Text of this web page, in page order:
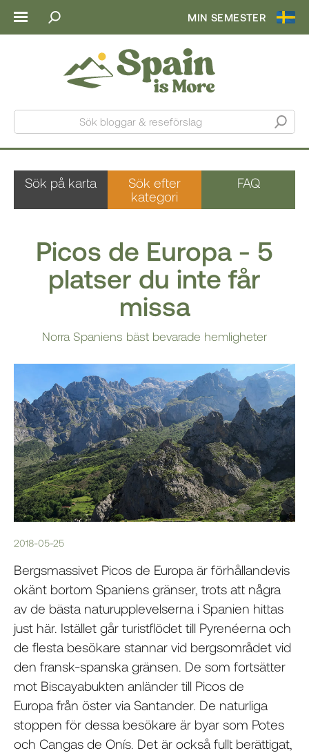
MIN SEMESTER
Sök bloggar & reseförslag
Sök på karta
Sök efter
kategori
FAQ
Picos de Europa - 5
platser du inte får
missa
Norra Spaniens bäst bevarade hemligheter
2018-05-25
Bergsmassivet Picos de Europa är förhållandevis
okänt bortom Spaniens gränser, trots att några
av de bästa naturupplevelserna i Spanien hittas
just här. Istället går turistflödet till Pyrenéerna och
de flesta besökare stannar vid bergsområdet vid
den fransk-spanska gränsen. De som fortsätter
mot Biscayabukten anländer till Picos de
Europa från öster via Santander. De naturliga
stoppen för dessa besökare är byar som Potes
och Cangas de Onís. Det är också fullt berättigat,